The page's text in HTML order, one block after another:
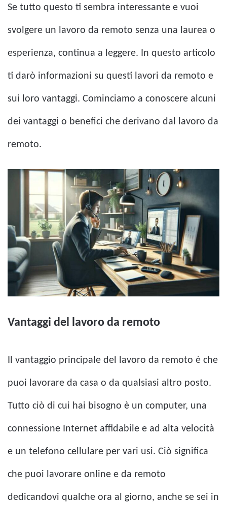
Se tutto questo ti sembra interessante e vuoi
svolgere un lavoro da remoto senza una laurea o
esperienza, continua a leggere. In questo articolo
ti darò informazioni su questi lavori da remoto e
sui loro vantaggi. Cominciamo a conoscere alcuni
dei vantaggi o benefici che derivano dal lavoro da
remoto.
Vantaggi del lavoro da remoto
Il vantaggio principale del lavoro da remoto è che
puoi lavorare da casa o da qualsiasi altro posto.
Tutto ciò di cui hai bisogno è un computer, una
connessione Internet affidabile e ad alta velocità
e un telefono cellulare per vari usi. Ciò significa
che puoi lavorare online e da remoto
dedicandovi qualche ora al giorno, anche se sei in